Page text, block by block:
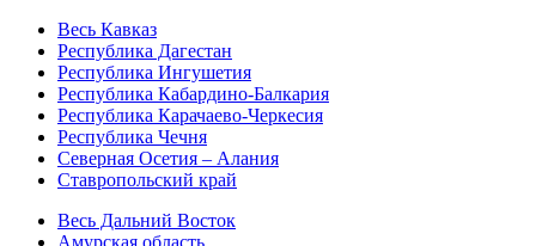
Весь Кавказ
Республика Дагестан
Республика Ингушетия
Республика Кабардино-Балкария
Республика Карачаево-Черкесия
Республика Чечня
Северная Осетия – Алания
Ставропольский край
Весь Дальний Восток
Амурская область